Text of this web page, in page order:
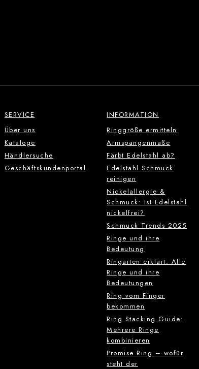
SERVICE
Über uns
Kataloge
Händlersuche
Geschäftskundenportal
INFORMATION
Ringgröße ermitteln
Armspangenmaße
Färbt Edelstahl ab?
Edelstahl Schmuck
reinigen
Nickelallergie &
Schmuck: Ist Edelstahl
nickelfrei?
Schmuck Trends 2025
Ringe und ihre
Bedeutung
Ringarten erklärt: Alle
Ringe und ihre
Bedeutungen
Ring vom Finger
bekommen
Ring Stacking Guide:
Mehrere Ringe
kombinieren
Promise Ring – wofür
steht der